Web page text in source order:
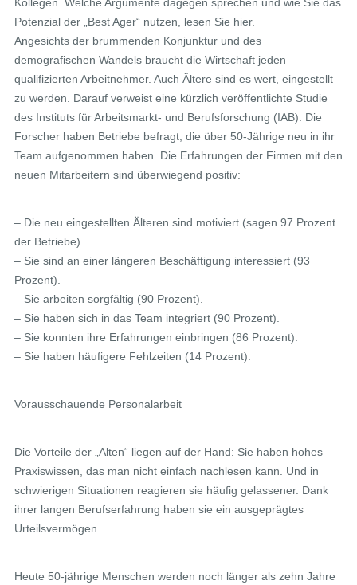
Kollegen. Welche Argumente dagegen sprechen und wie Sie das
Potenzial der „Best Ager“ nutzen, lesen Sie hier.
Angesichts der brummenden Konjunktur und des
demografischen Wandels braucht die Wirtschaft jeden
qualifizierten Arbeitnehmer. Auch Ältere sind es wert, eingestellt
zu werden. Darauf verweist eine kürzlich veröffentlichte Studie
des Instituts für Arbeitsmarkt- und Berufsforschung (IAB). Die
Forscher haben Betriebe befragt, die über 50-Jährige neu in ihr
Team aufgenommen haben. Die Erfahrungen der Firmen mit den
neuen Mitarbeitern sind überwiegend positiv:
– Die neu eingestellten Älteren sind motiviert (sagen 97 Prozent
der Betriebe).
– Sie sind an einer längeren Beschäftigung interessiert (93
Prozent).
– Sie arbeiten sorgfältig (90 Prozent).
– Sie haben sich in das Team integriert (90 Prozent).
– Sie konnten ihre Erfahrungen einbringen (86 Prozent).
– Sie haben häufigere Fehlzeiten (14 Prozent).
Vorausschauende Personalarbeit
Die Vorteile der „Alten“ liegen auf der Hand: Sie haben hohes
Praxiswissen, das man nicht einfach nachlesen kann. Und in
schwierigen Situationen reagieren sie häufig gelassener. Dank
ihrer langen Berufserfahrung haben sie ein ausgeprägtes
Urteilsvermögen.
Heute 50-jährige Menschen werden noch länger als zehn Jahre